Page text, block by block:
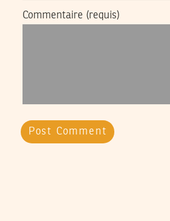
Commentaire (requis)